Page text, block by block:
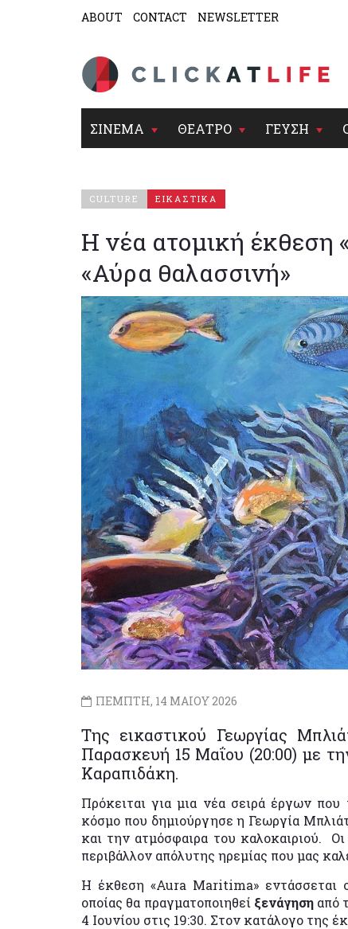
ABOUT CONTACT NEWSLETTER
ΣΙΝΕΜΑ ΘΕΑΤΡΟ ΓΕΥΣΗ
CULTURE ΕΙΚΑΣΤΙΚΑ
Η νέα ατομική έκθεση
«Αύρα θαλασσινή»
ΠΕΜΠΤΗ, 14 ΜΑΙΟΥ 2026
Της εικαστικού Γεωργίας
Παρασκευή 15 Μαΐου (20:00) με
Καραπιδάκη.
Πρόκειται για μια νέα σειρά έργων που
κόσμο που δημιούργησε η Γεωργία
και την ατμόσφαιρα του καλοκαιριού.
περιβάλλον απόλυτης ηρεμίας που μας
Η έκθεση «Aura Maritima» εντάσσεται
οποίας θα πραγματοποιηθεί ξενάγηση από
4 Ιουνίου στις 19:30. Στον κατάλογο της